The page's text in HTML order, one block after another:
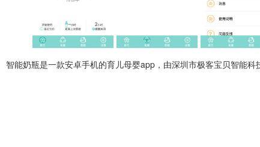
智能奶瓶是一款安卓手机的育儿母婴app，由深圳市极客宝贝智能